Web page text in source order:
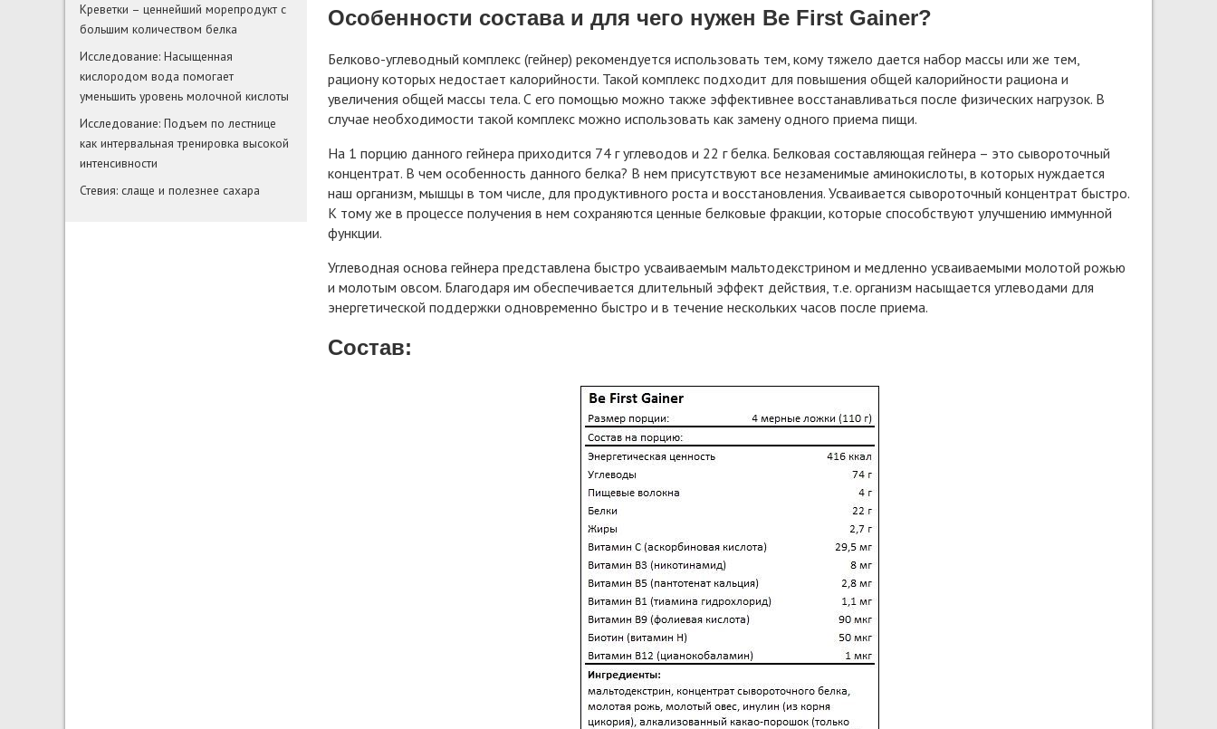
Особенности состава и для чего нужен Be First Gainer?
Белково-углеводный комплекс (гейнер) рекомендуется использовать тем, кому тяжело дается набор массы или же тем,
рациону которых недостает калорийности. Такой комплекс подходит для повышения общей калорийности рациона и
увеличения общей массы тела. С его помощью можно также эффективнее восстанавливаться после физических нагрузок. В
случае необходимости такой комплекс можно использовать как замену одного приема пищи.
На 1 порцию данного гейнера приходится 74 г углеводов и 22 г белка. Белковая составляющая гейнера – это сывороточный
концентрат. В чем особенность данного белка? В нем присутствуют все незаменимые аминокислоты, в которых нуждается
наш организм, мышцы в том числе, для продуктивного роста и восстановления. Усваивается сывороточный концентрат быстро.
К тому же в процессе получения в нем сохраняются ценные белковые фракции, которые способствуют улучшению иммунной
функции.
Углеводная основа гейнера представлена быстро усваиваемым мальтодекстрином и медленно усваиваемыми молотой рожью
и молотым овсом. Благодаря им обеспечивается длительный эффект действия, т.е. организм насыщается углеводами для
энергетической поддержки одновременно быстро и в течение нескольких часов после приема.
Состав:
Креветки – ценнейший морепродукт с
большим количеством белка
Исследование: Насыщенная
кислородом вода помогает
уменьшить уровень молочной кислоты
Исследование: Подъем по лестнице
как интервальная тренировка высокой
интенсивности
Стевия: слаще и полезнее сахара